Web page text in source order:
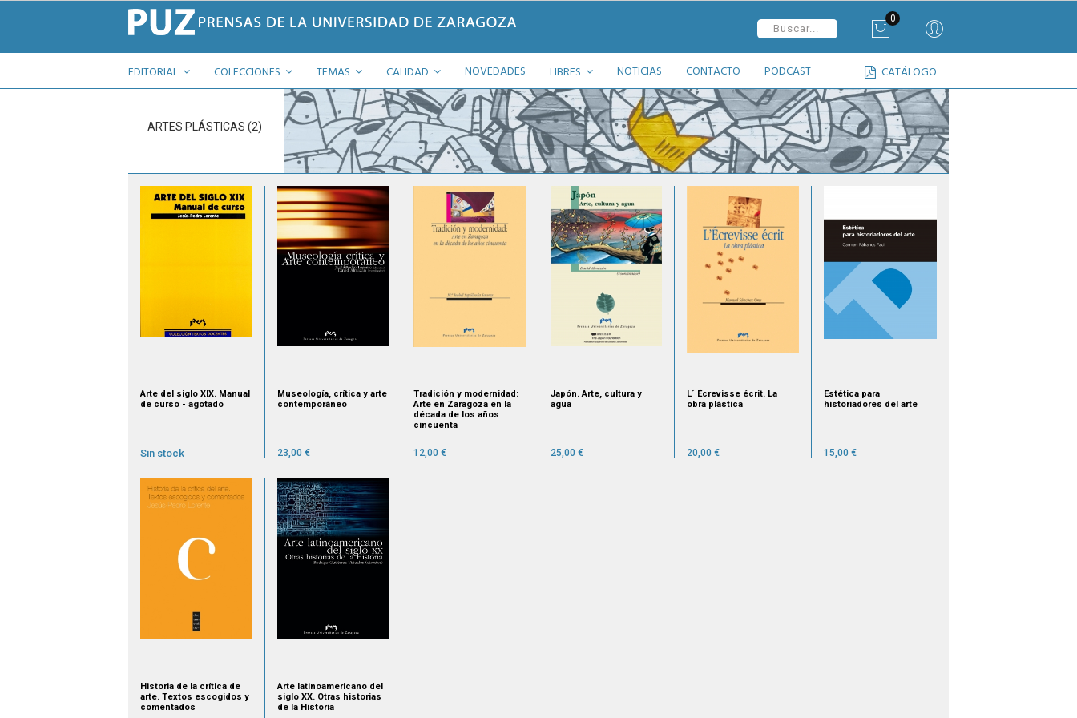
0
EDITORIAL COLECCIONES TEMAS CATÁLOGO
CALIDAD NOVEDADES LIBRES NOTICIAS CONTACTO PODCAST
ARTES PLÁSTICAS (2)
Arte del siglo XIX. Manual
de curso - agotado
Sin stock
Museología, crítica y arte
contemporáneo
23,00 €
Tradición y modernidad:
Arte en Zaragoza en la
década de los años
cincuenta
12,00 €
Japón. Arte, cultura y
agua
25,00 €
L´ Écrevisse écrit. La
obra plástica
20,00 €
Estética para
historiadores del arte
15,00 €
Historia de la crítica de
arte. Textos escogidos y
comentados
Arte latinoamericano del
siglo XX. Otras historias
de la Historia